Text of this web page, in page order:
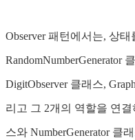
Observer 패턴에서는, 상
RandomNumberGenerator
DigitObserver 클래스,
리고 그 2개의 역할을 연결
스와 NumberGenerator 클